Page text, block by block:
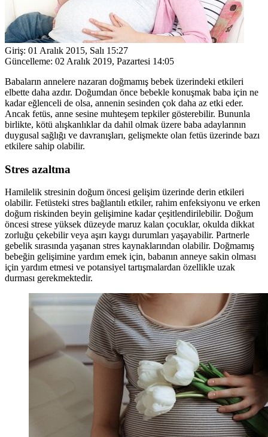
Giriş: 01 Aralık 2015, Salı 15:27
Güncelleme: 02 Aralık 2019, Pazartesi 14:05
Babaların annelere nazaran doğmamış bebek üzerindeki etkileri
elbette daha azdır. Doğumdan önce bebekle konuşmak baba için ne
kadar eğlenceli de olsa, annenin sesinden çok daha az etki eder.
Ancak fetüs, anne sesine muhteşem tepkiler gösterebilir. Bununla
birlikte, kötü alışkanlıklar da dahil olmak üzere baba adaylarının
duygusal sağlığı ve davranışları, gelişmekte olan fetüs üzerinde bazı
etkilere sahip olabilir.
Stres azaltma
Hamilelik stresinin doğum öncesi gelişim üzerinde derin etkileri
olabilir. Fetüsteki stres bağlantılı etkiler, rahim enfeksiyonu ve erken
doğum riskinden beyin gelişimine kadar çeşitlendirilebilir. Doğum
öncesi strese yüksek düzeyde maruz kalan çocuklar, okulda dikkat
zorluğu çekebilir veya aşırı kaygı durumları yaşayabilir. Partnerle
gebelik sırasında yaşanan stres kaynaklarından olabilir. Doğmamış
bebeğin gelişimine yardım emek için, babanın anneye sakin olması
için yardım etmesi ve potansiyel tartışmalardan özellikle uzak
durması gerekmektedir.